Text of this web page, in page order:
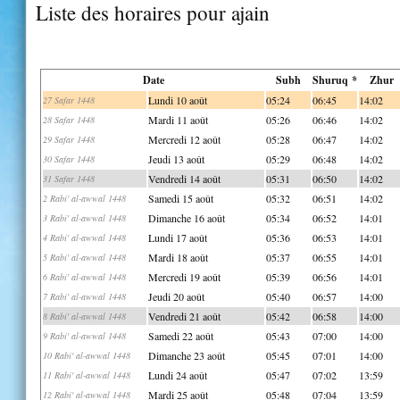
Liste des horaires pour ajain
Date Subh Shuruq * Zhur
27 Safar 1448 Lundi 10 août 05:24 06:45 14:02
28 Safar 1448 Mardi 11 août 05:26 06:46 14:02
29 Safar 1448 Mercredi 12 août 05:28 06:47 14:02
30 Safar 1448 Jeudi 13 août 05:29 06:48 14:02
31 Safar 1448 Vendredi 14 août 05:31 06:50 14:02
2 Rabi' al-awwal 1448 Samedi 15 août 05:32 06:51 14:02
3 Rabi' al-awwal 1448 Dimanche 16 août 05:34 06:52 14:01
4 Rabi' al-awwal 1448 Lundi 17 août 05:36 06:53 14:01
5 Rabi' al-awwal 1448 Mardi 18 août 05:37 06:55 14:01
6 Rabi' al-awwal 1448 Mercredi 19 août 05:39 06:56 14:01
7 Rabi' al-awwal 1448 Jeudi 20 août 05:40 06:57 14:00
8 Rabi' al-awwal 1448 Vendredi 21 août 05:42 06:58 14:00
9 Rabi' al-awwal 1448 Samedi 22 août 05:43 07:00 14:00
10 Rabi' al-awwal 1448 Dimanche 23 août 05:45 07:01 14:00
11 Rabi' al-awwal 1448 Lundi 24 août 05:47 07:02 13:59
12 Rabi' al-awwal 1448 Mardi 25 août 05:48 07:04 13:59